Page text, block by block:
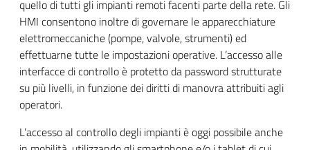
quello di tutti gli impianti remoti facenti parte della rete. Gli
HMI consentono inoltre di governare le apparecchiature
elettromeccaniche (pompe, valvole, strumenti) ed
effettuarne tutte le impostazioni operative. L’accesso alle
interfacce di controllo è protetto da password strutturate
su più livelli, in funzione dei diritti di manovra attribuiti agli
operatori.
L’accesso al controllo degli impianti è oggi possibile anche